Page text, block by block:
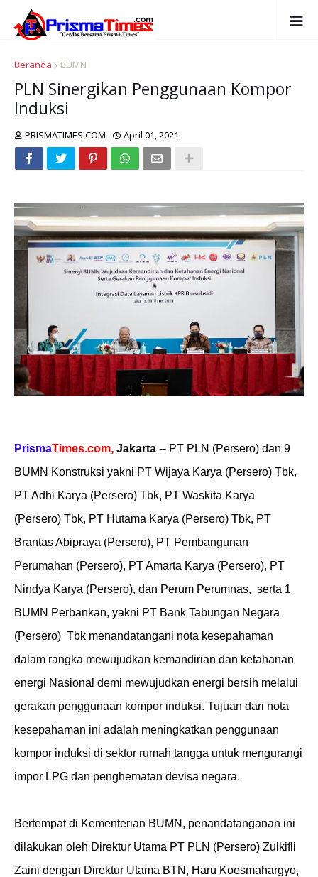
Beranda BUMN
PLN Sinergikan Penggunaan Kompor
Induksi
PRISMATIMES.COM April 01, 2021
PrismaTimes.com, Jakarta -- PT PLN (Persero) dan 9
BUMN Konstruksi yakni PT Wijaya Karya (Persero) Tbk,
PT Adhi Karya (Persero) Tbk, PT Waskita Karya
(Persero) Tbk, PT Hutama Karya (Persero) Tbk, PT
Brantas Abipraya (Persero), PT Pembangunan
Perumahan (Persero), PT Amarta Karya (Persero), PT
Nindya Karya (Persero), dan Perum Perumnas, serta 1
BUMN Perbankan, yakni PT Bank Tabungan Negara
(Persero) Tbk menandatangani nota kesepahaman
dalam rangka mewujudkan kemandirian dan ketahanan
energi Nasional demi mewujudkan energi bersih melalui
gerakan penggunaan kompor induksi. Tujuan dari nota
kesepahaman ini adalah meningkatkan penggunaan
kompor induksi di sektor rumah tangga untuk mengurangi
impor LPG dan penghematan devisa negara.
Bertempat di Kementerian BUMN, penandatanganan ini
dilakukan oleh Direktur Utama PT PLN (Persero) Zulkifli
Zaini dengan Direktur Utama BTN, Haru Koesmahargyo,